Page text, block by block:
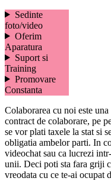
Sedinte
foto/video
Oferim
Aparatura
Suport si
Training
Promovare
Constanta
Colaborarea cu noi este
contract de colaborare, pe
se vor plati taxele la stat si
obligatia ambelor parti. In
videochat sau ca lucrezi
unii. Deci poti sta fara griji
vreodata cu ce te-ai ocupat